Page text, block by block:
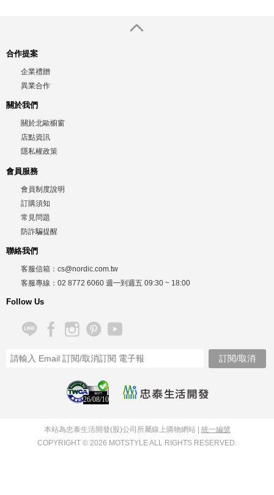
合作提案
企業禮贈
異業合作
關於我們
關於北歐櫥窗
店點資訊
隱私權政策
會員服務
會員制度說明
訂購須知
常見問題
防詐騙提醒
聯絡我們
客服信箱： cs@nordic.com.tw
客服專線： 02 8772 6060 週一到週五 09:30 ~ 18:00
Follow Us
26/08/10
本站為忠泰生活開發(股)公司所屬線上購物網站 | 統一編號
COPYRIGHT © 2026 MOTSTYLE ALL RIGHTS RESERVED.